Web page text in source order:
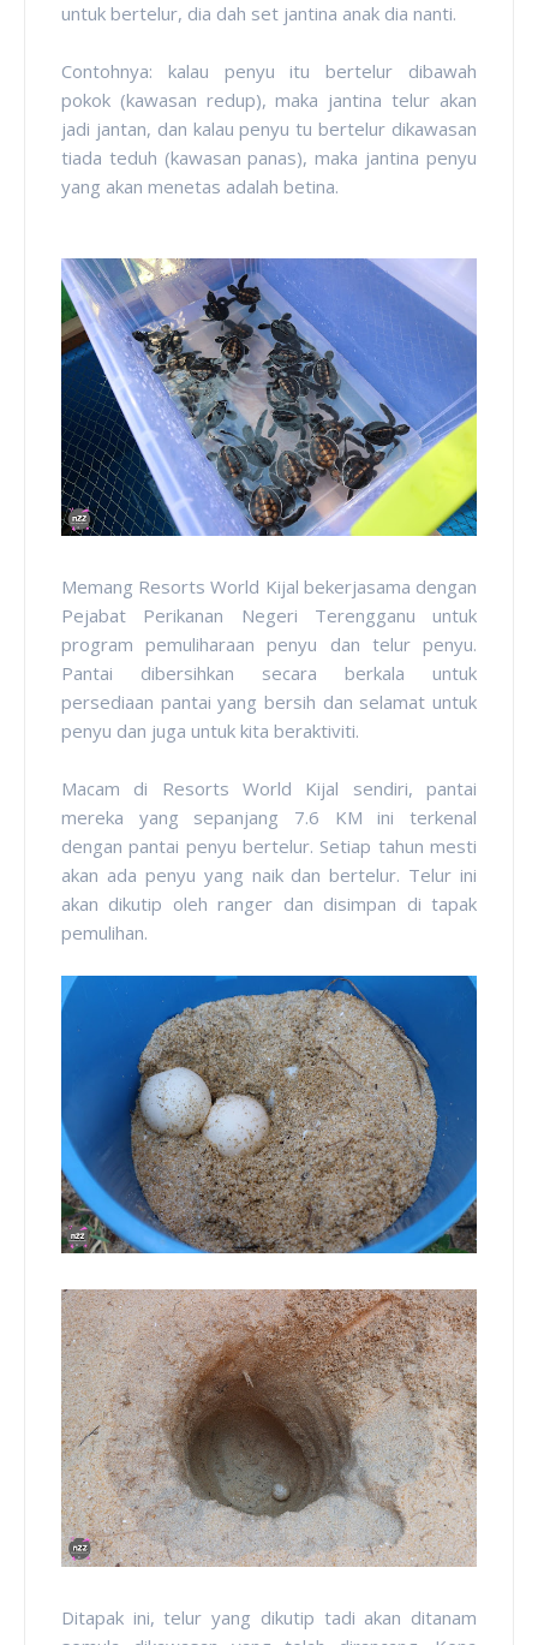
untuk bertelur, dia dah set jantina anak dia nanti.
Contohnya: kalau penyu itu bertelur dibawah
pokok (kawasan redup), maka jantina telur akan
jadi jantan, dan kalau penyu tu bertelur dikawasan
tiada teduh (kawasan panas), maka jantina penyu
yang akan menetas adalah betina.
Memang Resorts World Kijal bekerjasama dengan
Pejabat Perikanan Negeri Terengganu untuk
program pemuliharaan penyu dan telur penyu.
Pantai dibersihkan secara berkala untuk
persediaan pantai yang bersih dan selamat untuk
penyu dan juga untuk kita beraktiviti.
Macam di Resorts World Kijal sendiri, pantai
mereka yang sepanjang 7.6 KM ini terkenal
dengan pantai penyu bertelur. Setiap tahun mesti
akan ada penyu yang naik dan bertelur. Telur ini
akan dikutip oleh ranger dan disimpan di tapak
pemulihan.
Ditapak ini, telur yang dikutip tadi akan ditanam